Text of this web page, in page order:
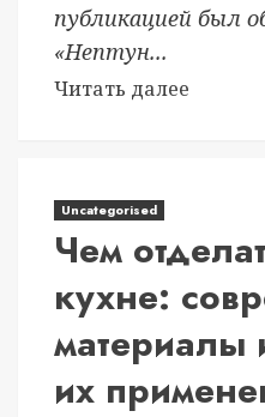
публикацией был
«Нептун...
Читать далее
Uncategorised
Чем
кухне:
материалы
их